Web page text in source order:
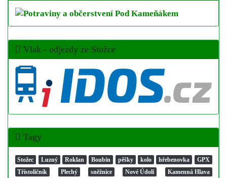
Vlak - odjezdy ze Stožce
Tagy
Stožec Luzný Roklan Boubín pěšky kolo hřebenovka
GPX
Třístoličník
Plechý sněžnice Nové Údolí
Kamenná Hlava